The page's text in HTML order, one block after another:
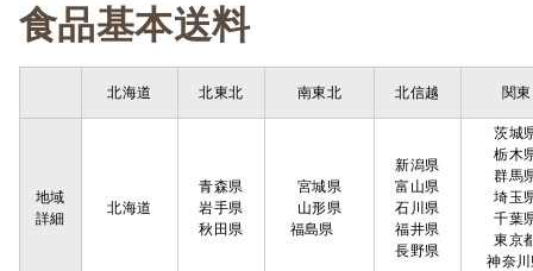
食品基本送料
北海道 北東北 南東北 北信越 関東
地域
詳細
北海道
青森県
岩手県
秋田県
宮城県
山形県
福島県
新潟県
富山県
石川県
福井県
長野県
茨城
栃木
群馬
埼玉
千葉
東京
神奈